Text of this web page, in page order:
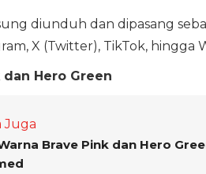
diunduh dan dipasang
X (Twitter), TikTok, hingga
dan Hero Green
Juga
Brave Pink dan Hero